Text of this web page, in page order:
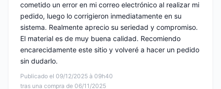
Publicado el 09/12/2025 à 09h40
tras una compra de 06/11/2025
cometido un error en mi correo electrónico al realizar mi
pedido, luego lo corrigieron inmediatamente en su
sistema. Realmente aprecio su seriedad y compromiso.
El material es de muy buena calidad. Recomiendo
encarecidamente este sitio y volveré a hacer un pedido
sin dudarlo.